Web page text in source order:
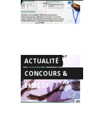
EMPLOI
ACTUALITÉ
CONCOURS &
EMPLOI